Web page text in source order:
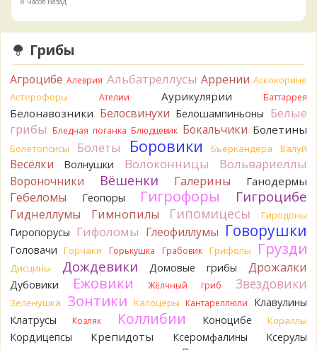
BorisM
точно нет! P.S. Вячеслав, мы ждём ваших подтверждений
насчёт того, что на разных фото не один и тот же гриб. Они
хорошо было бы упорядочить это с вашим участием.
Разные грибы нужно разнести по разным вопросам!
BorisM Однозначно польский!
BorisM
Николай, дайте уточнение насчёт изменения
цвета гриба на срезе. Без этой информации до конца
сложно выбрать между жёлтым и собачьим груздями!
BorisM Очевидный подберезовик!
15 часов назад
Verona Рядовка скученная.
1 день назад
Юрий
Только сосны. Любит молодняк и растёт ещё по
2 дня назад
Грибы
Агроцибе Алеврия Альбатреллусы Аррении Аскокорине
Астерофоры
Ателии Аурикулярии Баттаррея
Белонавозники Белосвинухи Белошампиньоны Белые
грибы Бледная поганка Блюдцевик Бокальчики Болетины
Болетопсисы Болеты Боровики Бьеркандера Валуй
Весёлки Волнушки Волоконницы Вольвариеллы
Вороночники Вёшенки Галерины Ганодермы
Гебеломы Геопоры Гигрофоры Гигроцибе
Гиднеллумы Гимнопилы Гипомицесы Гиродоны
Гиропорусы Гифоломы Глеофиллумы Говорушки
Головачи Горчаки Горькушка Грабовик Грифолы Грузди
Дисцины Дождевики Домовые грибы Дрожалки
Дубовики Ежовики Жёлчный гриб Звездовики
Зеленушка Зонтики Калоцеры Кантареллюли
Клавулины
Клатрусы
Козляк Коллибии Коноцибе Кораллы
Кордицепсы Крепидоты Ксеромфалины Ксерулы